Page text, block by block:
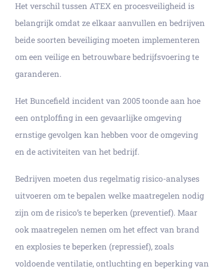
Het verschil tussen ATEX en procesveiligheid is
belangrijk omdat ze elkaar aanvullen en bedrijven
beide soorten beveiliging moeten implementeren
om een veilige en betrouwbare bedrijfsvoering te
garanderen.
Het Buncefield incident van 2005 toonde aan hoe
een ontploffing in een gevaarlijke omgeving
ernstige gevolgen kan hebben voor de omgeving
en de activiteiten van het bedrijf.
Bedrijven moeten dus regelmatig risico-analyses
uitvoeren om te bepalen welke maatregelen nodig
zijn om de risico’s te beperken (preventief). Maar
ook maatregelen nemen om het effect van brand
en explosies te beperken (repressief), zoals
voldoende ventilatie, ontluchting en beperking van